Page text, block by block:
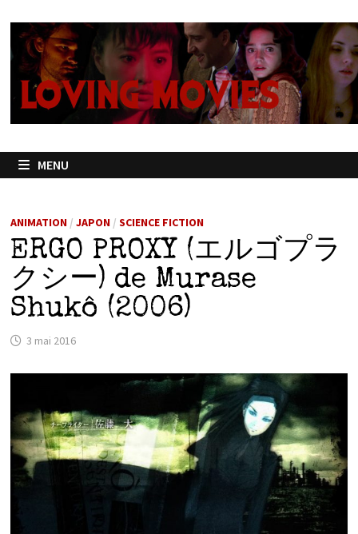
contenu
MENU
ANIMATION/ JAPON/ SCIENCE FICTION
ERGO PROXY (エルゴプラ
クシー) de Murase
Shukô (2006)
3 mai 2016